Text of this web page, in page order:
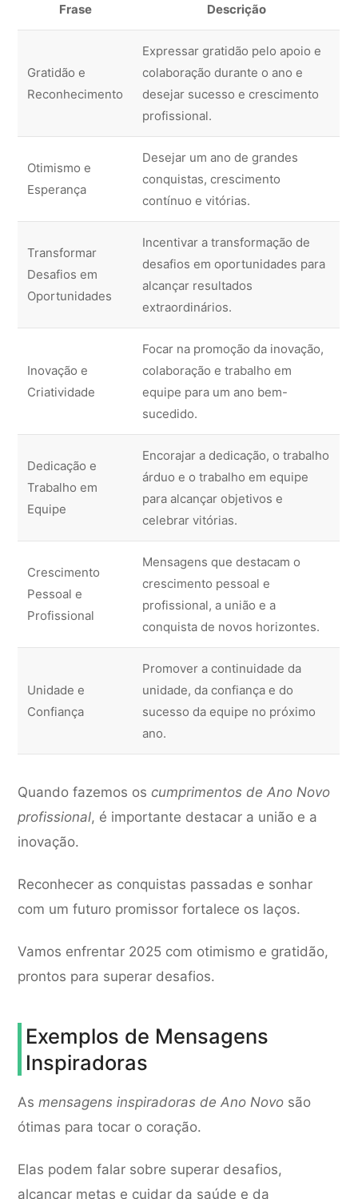
Frase Descrição
Gratidão e
Reconhecimento
Expressar gratidão pelo apoio e
colaboração durante o ano e
desejar sucesso e crescimento
profissional.
Otimismo e
Esperança
Desejar um ano de grandes
conquistas, crescimento
contínuo e vitórias.
Transformar
Desafios em
Oportunidades
Incentivar a transformação de
desafios em oportunidades para
alcançar resultados
extraordinários.
Inovação e
Criatividade
Focar na promoção da inovação,
colaboração e trabalho em
equipe para um ano bem-
sucedido.
Dedicação e
Trabalho em
Equipe
Encorajar a dedicação, o trabalho
árduo e o trabalho em equipe
para alcançar objetivos e
celebrar vitórias.
Crescimento
Pessoal e
Profissional
Mensagens que destacam o
crescimento pessoal e
profissional, a união e a
conquista de novos horizontes.
Unidade e
Confiança
Promover a continuidade da
unidade, da confiança e do
sucesso da equipe no próximo
ano.
Quando fazemos oscumprimentos de Ano Novo
profissional, é importante destacar a união e a
inovação.
Reconhecer as conquistas passadas e sonhar
com um futuro promissor fortalece os laços.
Vamos enfrentar 2025 com otimismo e gratidão,
prontos para superar desafios.
Exemplos de Mensagens
Inspiradoras
Asmensagens inspiradoras de Ano Novo são
ótimas para tocar o coração.
Elas podem falar sobre superar desafios,
alcançar metas e cuidar da saúde e da